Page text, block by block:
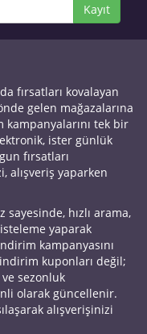
Kayıt
fırsatları kovalayan
gelen mağazalarına
tek bir
ister günlük
fırsatları
alışveriş yaparken
sayesinde, hızlı arama,
yaparak
kampanyasını
kuponları değil;
sezonluk
olarak güncellenir.
alışverişinizi